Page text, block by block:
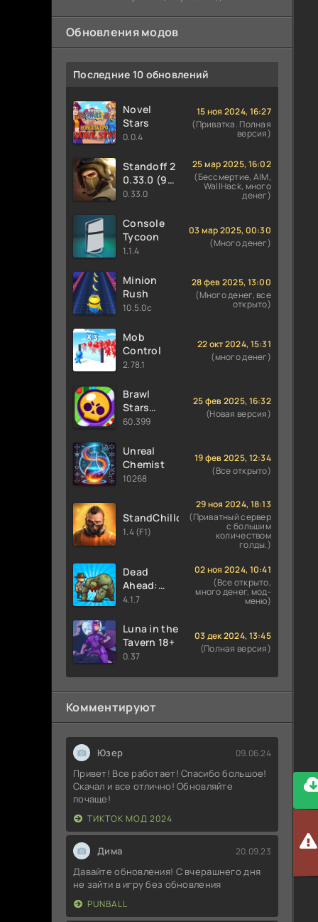
Обновления модов
Последние 10 обновлений
Novel
Stars
0.0.4
15 ноя 2024, 16:27
(Приватка. Полная
версия)
Standoff 2
0.33.0 (9
сезон
0.33.0
25 мар 2025, 16:02
(Бессмертие, AIM,
WallHack, много
денег)
Console
Tycoon
1.1.4
03 мар 2025, 00:30
(Много денег)
Minion
Rush
10.5.0c
28 фев 2025, 13:00
(Много денег, все
открыто)
Mob
Control
2.78.1
22 окт 2024, 15:31
(много денег)
Brawl
Stars
60.399 (36
Финкс и
Луми
60.399
25 фев 2025, 16:32
(Новая версия)
Unreal
Chemist
10268
19 фев 2025, 12:34
(Все открыто)
StandChillow
1.4 (F1)
29 ноя 2024, 18:13
(Приватный сервер
с большим
количеством
голды.)
Dead
Ahead:
Zombie
4.1.7
02 ноя 2024, 10:41
(Все открыто,
много денег, мод-
меню)
Luna in the
Tavern 18+
0.37
03 дек 2024, 13:45
(Полная версия)
Комментируют
Юзер 09.06.24
Привет! Все работает! Спасибо большое!
Скачал и все отлично! Обновляйте
почаще!
ТИКТОК МОД 2024
Дима 20.09.23
Давайте обновления! С вчерашнего дня
не зайти в игру без обновления
PUNBALL